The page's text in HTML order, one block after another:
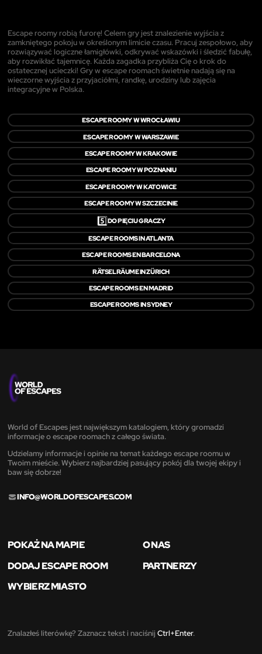
Escape roomy robią furorę! Celem gry jest znalezienie wyjścia z
zamkniętego pokoju w określonym limicie czasu. Pracuj zespołowo, aby
rozwiązywać logiczne łamigłówki, odkrywać wskazówki i śledzić fabułę,
aby rozwikłać tajemnicę. Każda zagadka przybliża Cię o krok do
ostatecznej ucieczki! Gry w escape roomach świetnie nadają się na
wieczorne wyjścia z przyjaciółmi, randkę, urodziny lub zajęcia
integracyjne w Polska.
ESCAPE ROOMY W WROCŁAWIU
ESCAPE ROOMY W WARSZAWIE
ESCAPE ROOMY W KRAKOWIE
ESCAPE ROOMY W POZNANIU
ESCAPE ROOMY W KATOWICE
ESCAPE ROOMY W SZCZECINIE
5️⃣DO PIĘCIU GRACZY
ESCAPE ROOMS IN ATLANTA
ESCAPE ROOMS EN BARCELONA
RÄTSELRÄUME IN ZÜRICH
ESCAPE ROOMS EN MADRID
ESCAPE ROOMS IN SYDNEY
World of Escapes jest największym katalogiem, który gromadzi
informacje o escape roomach z całego świata.
Udzielamy informacje i opinie na temat każdego escape roomu w
Twoim mieście. Wybierz najbardziej pasujący pokój dla twojej ekipy i
baw się dobrze!
INFO@WORLDOFESCAPES.COM
POKAŻ NA MAPIE
O NAS
DODAJ ESCAPE ROOM
PARTNERZY
WYBIERZ MIASTO
Znalazłeś literówkę? Zaznacz tekst i naciśnij Ctrl+Enter.